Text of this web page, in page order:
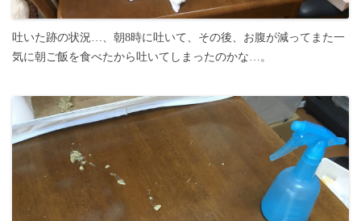
吐いた跡の状況…、朝8時に吐いて、その後、お腹が減ってまた一
気に朝ご飯を食べたから吐いてしまったのかな…。